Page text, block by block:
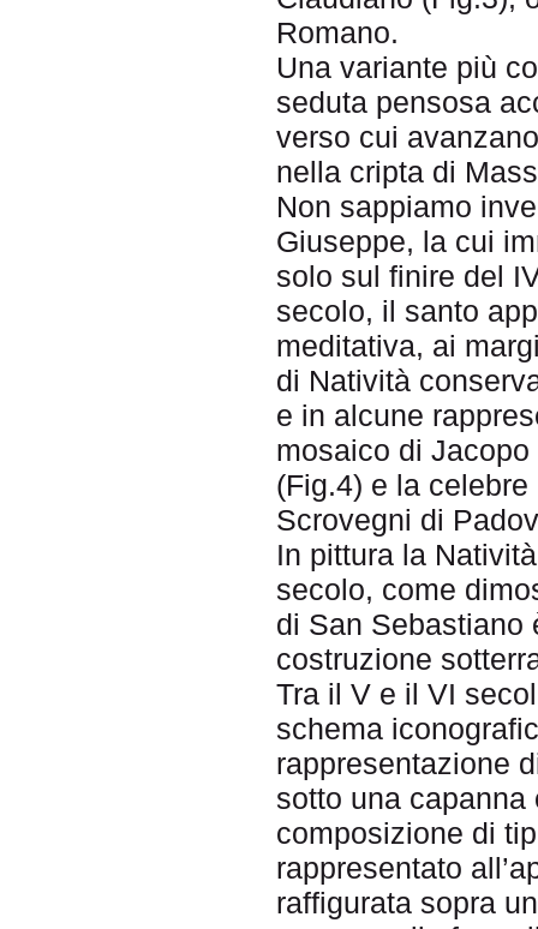
Romano.
Una variante più
seduta pensosa
verso cui
nella cripta di
Non sappiamo
Giuseppe, la cui
solo sul finire del
secolo, il santo
meditativa, ai
di Natività
e in alcune
mosaico di
(Fig.4) e la
Scrovegni di
In pittura la
secolo, come
di San Sebastiano
costruzione
Tra il V e il VI
schema
rappresentazione
sotto una
composizione di
rappresentato
raffigurata sopra